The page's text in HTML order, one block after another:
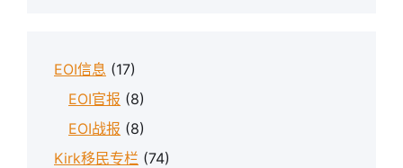
EOI信息 (17)
EOI官报 (8)
EOI战报 (8)
Kirk移民专栏 (74)